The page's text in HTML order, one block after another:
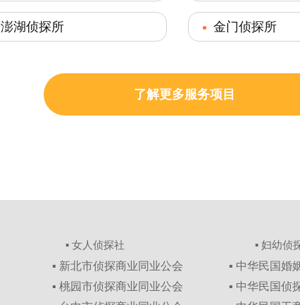
澎湖侦探所 金门侦探所
了解更多服务项目
▪ 女人侦探社 ▪ 妇幼侦
▪ 新北市侦探商业同业公会
▪ 桃园市侦探商业同业公会
▪ 中华民国婚
▪ 中华民国侦